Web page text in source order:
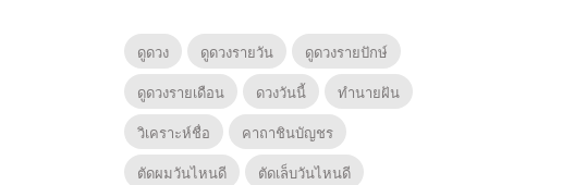
ดูดวง ดูดวงรายวัน
ดูดวงรายปักษ์
ดูดวงรายเดือน
ดวงวันนี้
ทํานายฝัน
วิเคราะห์ชื่อ
คาถาชินบัญชร
ตัดผมวันไหนดี
ตัดเล็บวันไหนดี